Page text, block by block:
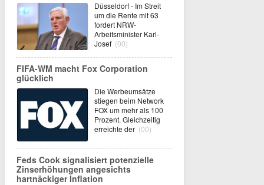
Düsseldorf - Im Streit
um die Rente mit 63
fordert NRW-
Arbeitsminister Karl-
Josef (00)
FIFA-WM macht Fox Corporation
glücklich
Die Werbeumsätze
stiegen beim Network
FOX um mehr als 100
Prozent. Gleichzeitig
erreichte der (00)
Feds Cook signalisiert potenzielle
Zinserhöhungen angesichts
hartnäckiger Inflation